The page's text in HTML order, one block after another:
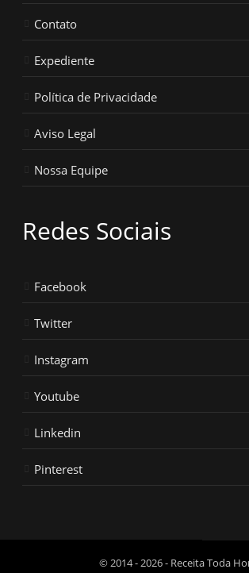
Contato
Expediente
Política de Privacidade
Aviso Legal
Nossa Equipe
Redes Sociais
Facebook
Twitter
Instagram
Youtube
Linkedin
Pinterest
© 2014 - 2026 - Receita Toda